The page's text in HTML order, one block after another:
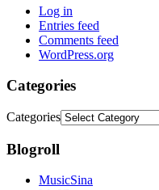
Log in
Entries feed
Comments feed
WordPress.org
Categories
Categories
Blogroll
MusicSina